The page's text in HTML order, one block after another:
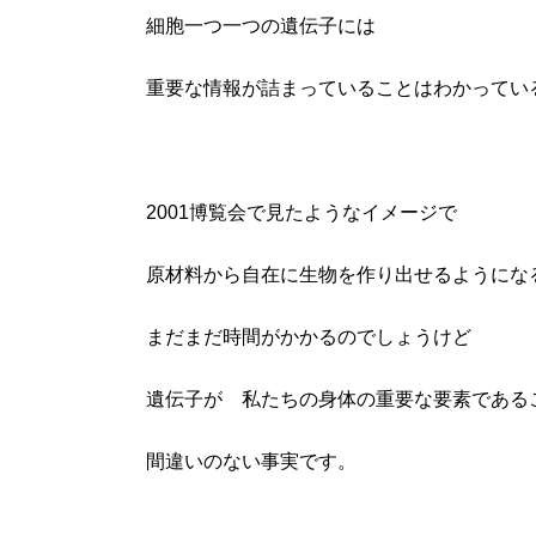
細胞一つ一つの遺伝子には
重要な情報が詰まっていることはわかってい
2001博覧会で見たようなイメージで
原材料から自在に生物を作り出せるようにな
まだまだ時間がかかるのでしょうけど
遺伝子が 私たちの身体の重要な要素である
間違いのない事実です。